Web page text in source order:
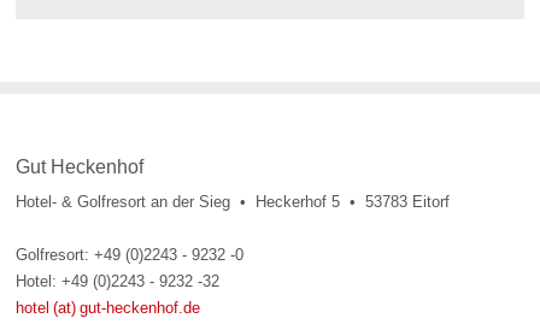
Gut Heckenhof
Hotel- & Golfresort an der Sieg • Heckerhof 5 • 53783 Eitorf
Golfresort: +49 (0)2243 - 9232 -0
Hotel: +49 (0)2243 - 9232 -32
hotel (at) gut-heckenhof.de